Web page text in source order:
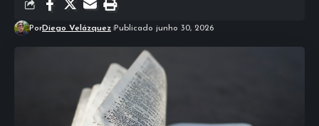
PorDiego Velázquez Publicado junho 30, 2026